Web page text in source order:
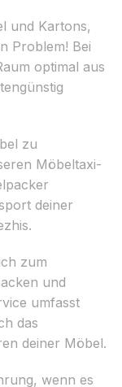
und Kartons,
Problem! Bei
optimal aus
zu
Möbeltaxi-
deiner
zum
und
umfasst
das
deiner Möbel.
wenn es